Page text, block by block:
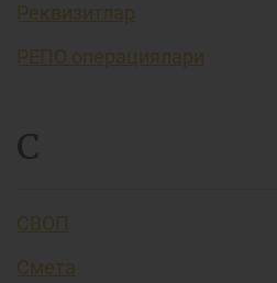
Реквизитлар
РЕПО операциялари
С
СВОП
Смета